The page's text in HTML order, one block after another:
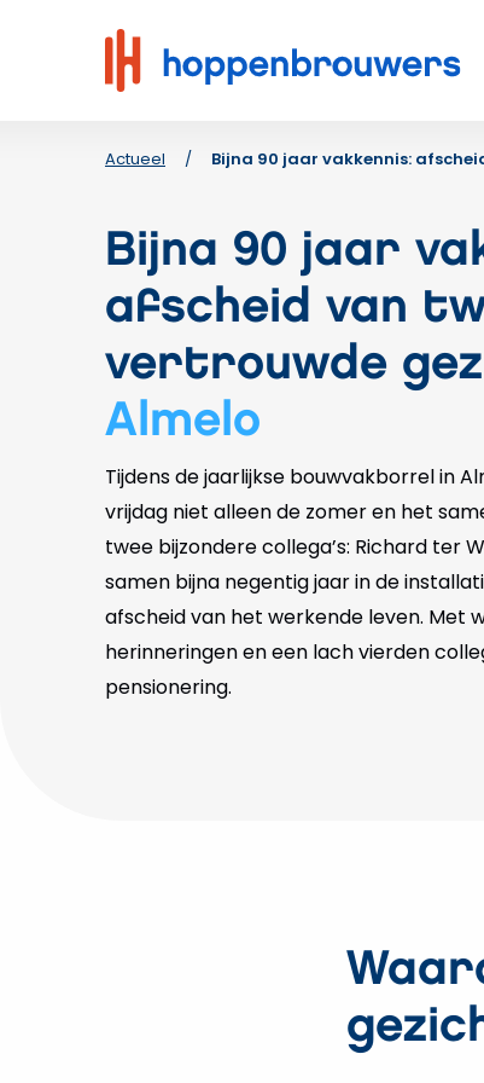
Hoppenbrouwers
Waar
leeft
Actueel / Bijna 90 jaar vakkennis:
Bijna 90 jaar
afscheid van
vertrouwde
Almelo
Tijdens de jaarlijkse bouwvakborrel in
vrijdag niet alleen de zomer en het
twee bijzondere collega’s: Richard ter
samen bijna negentig jaar in de
afscheid van het werkende leven. Met
herinneringen en een lach vierden
pensionering.